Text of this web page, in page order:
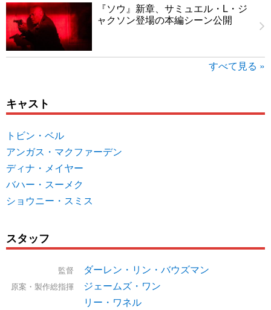
『ソウ』新章、サミュエル・L・ジ
ャクソン登場の本編シーン公開
すべて見る »
キャスト
トビン・ベル
アンガス・マクファーデン
ディナ・メイヤー
バハー・スーメク
ショウニー・スミス
スタッフ
監督 ダーレン・リン・バウズマン
原案・製作総指揮
ジェームズ・ワン
リー・ワネル